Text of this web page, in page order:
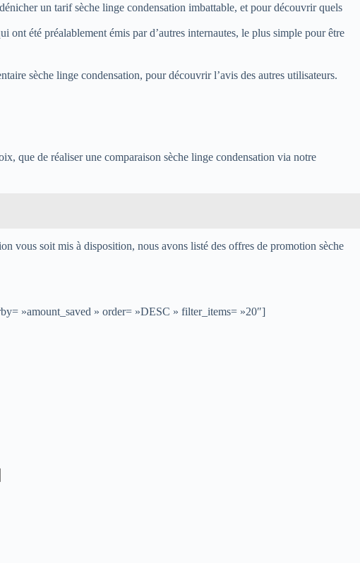
un tarif sèche linge condensation imbattable, et pour découvrir quels
été préalablement émis par d’autres internautes, le plus simple pour être
sèche linge condensation, pour découvrir l’avis des autres utilisateurs.
que de réaliser une comparaison sèche linge condensation via notre
vous soit mis à disposition, nous avons listé des offres de promotion sèche
»amount_saved » order= »DESC » filter_items= »20″]